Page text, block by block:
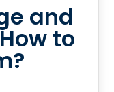
and
to